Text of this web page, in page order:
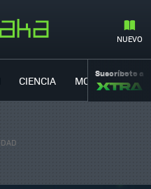
NUEVO
CIENCIA MOVILIDAD
Suscríbete a